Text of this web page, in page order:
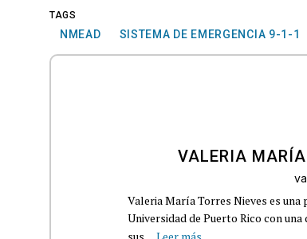
TAGS
NMEAD SISTEMA DE EMERGENCIA 9-1-1
VALERIA
Valeria María Torres Nieves es una
Universidad de Puerto Rico con
sus...
Leer más